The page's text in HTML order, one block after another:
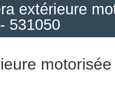
extérieure
531050